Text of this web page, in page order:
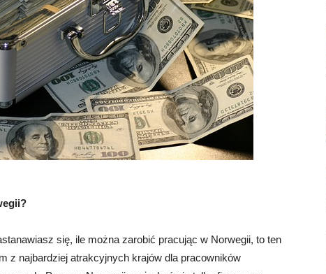
się, ile można zarobić pracując w Norwegii, to ten
z najbardziej atrakcyjnych krajów dla pracowników